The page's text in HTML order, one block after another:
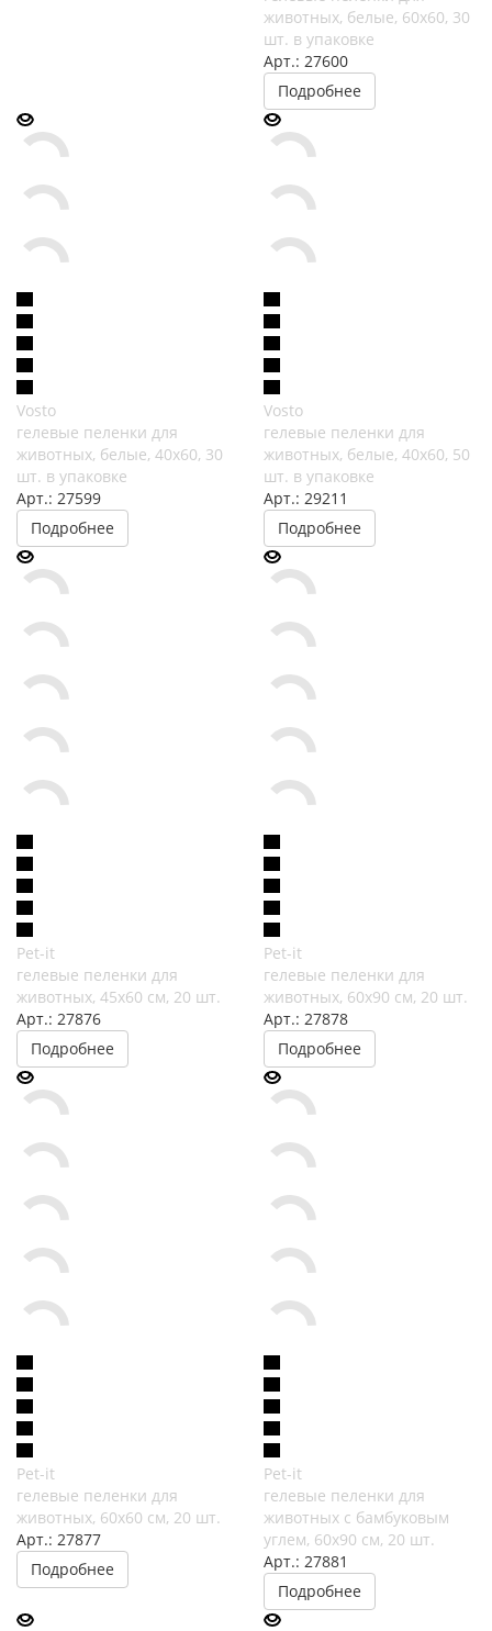
животных, белые, 60х60, 30
шт. в упаковке
Арт.: 27600
Подробнее
Vosto
гелевые пеленки для
животных, белые, 40х60, 30
шт. в упаковке
Арт.: 27599
Подробнее
Vosto
гелевые пеленки для
животных, белые, 40х60, 50
шт. в упаковке
Арт.: 29211
Подробнее
Pet-it
гелевые пеленки для
животных, 45х60 см, 20 шт.
Арт.: 27876
Подробнее
Pet-it
гелевые пеленки для
животных, 60х90 см, 20 шт.
Арт.: 27878
Подробнее
Pet-it
гелевые пеленки для
животных, 60х60 см, 20 шт.
Арт.: 27877
Подробнее
Pet-it
гелевые пеленки для
животных с бамбуковым
углем, 60х90 см, 20 шт.
Арт.: 27881
Подробнее